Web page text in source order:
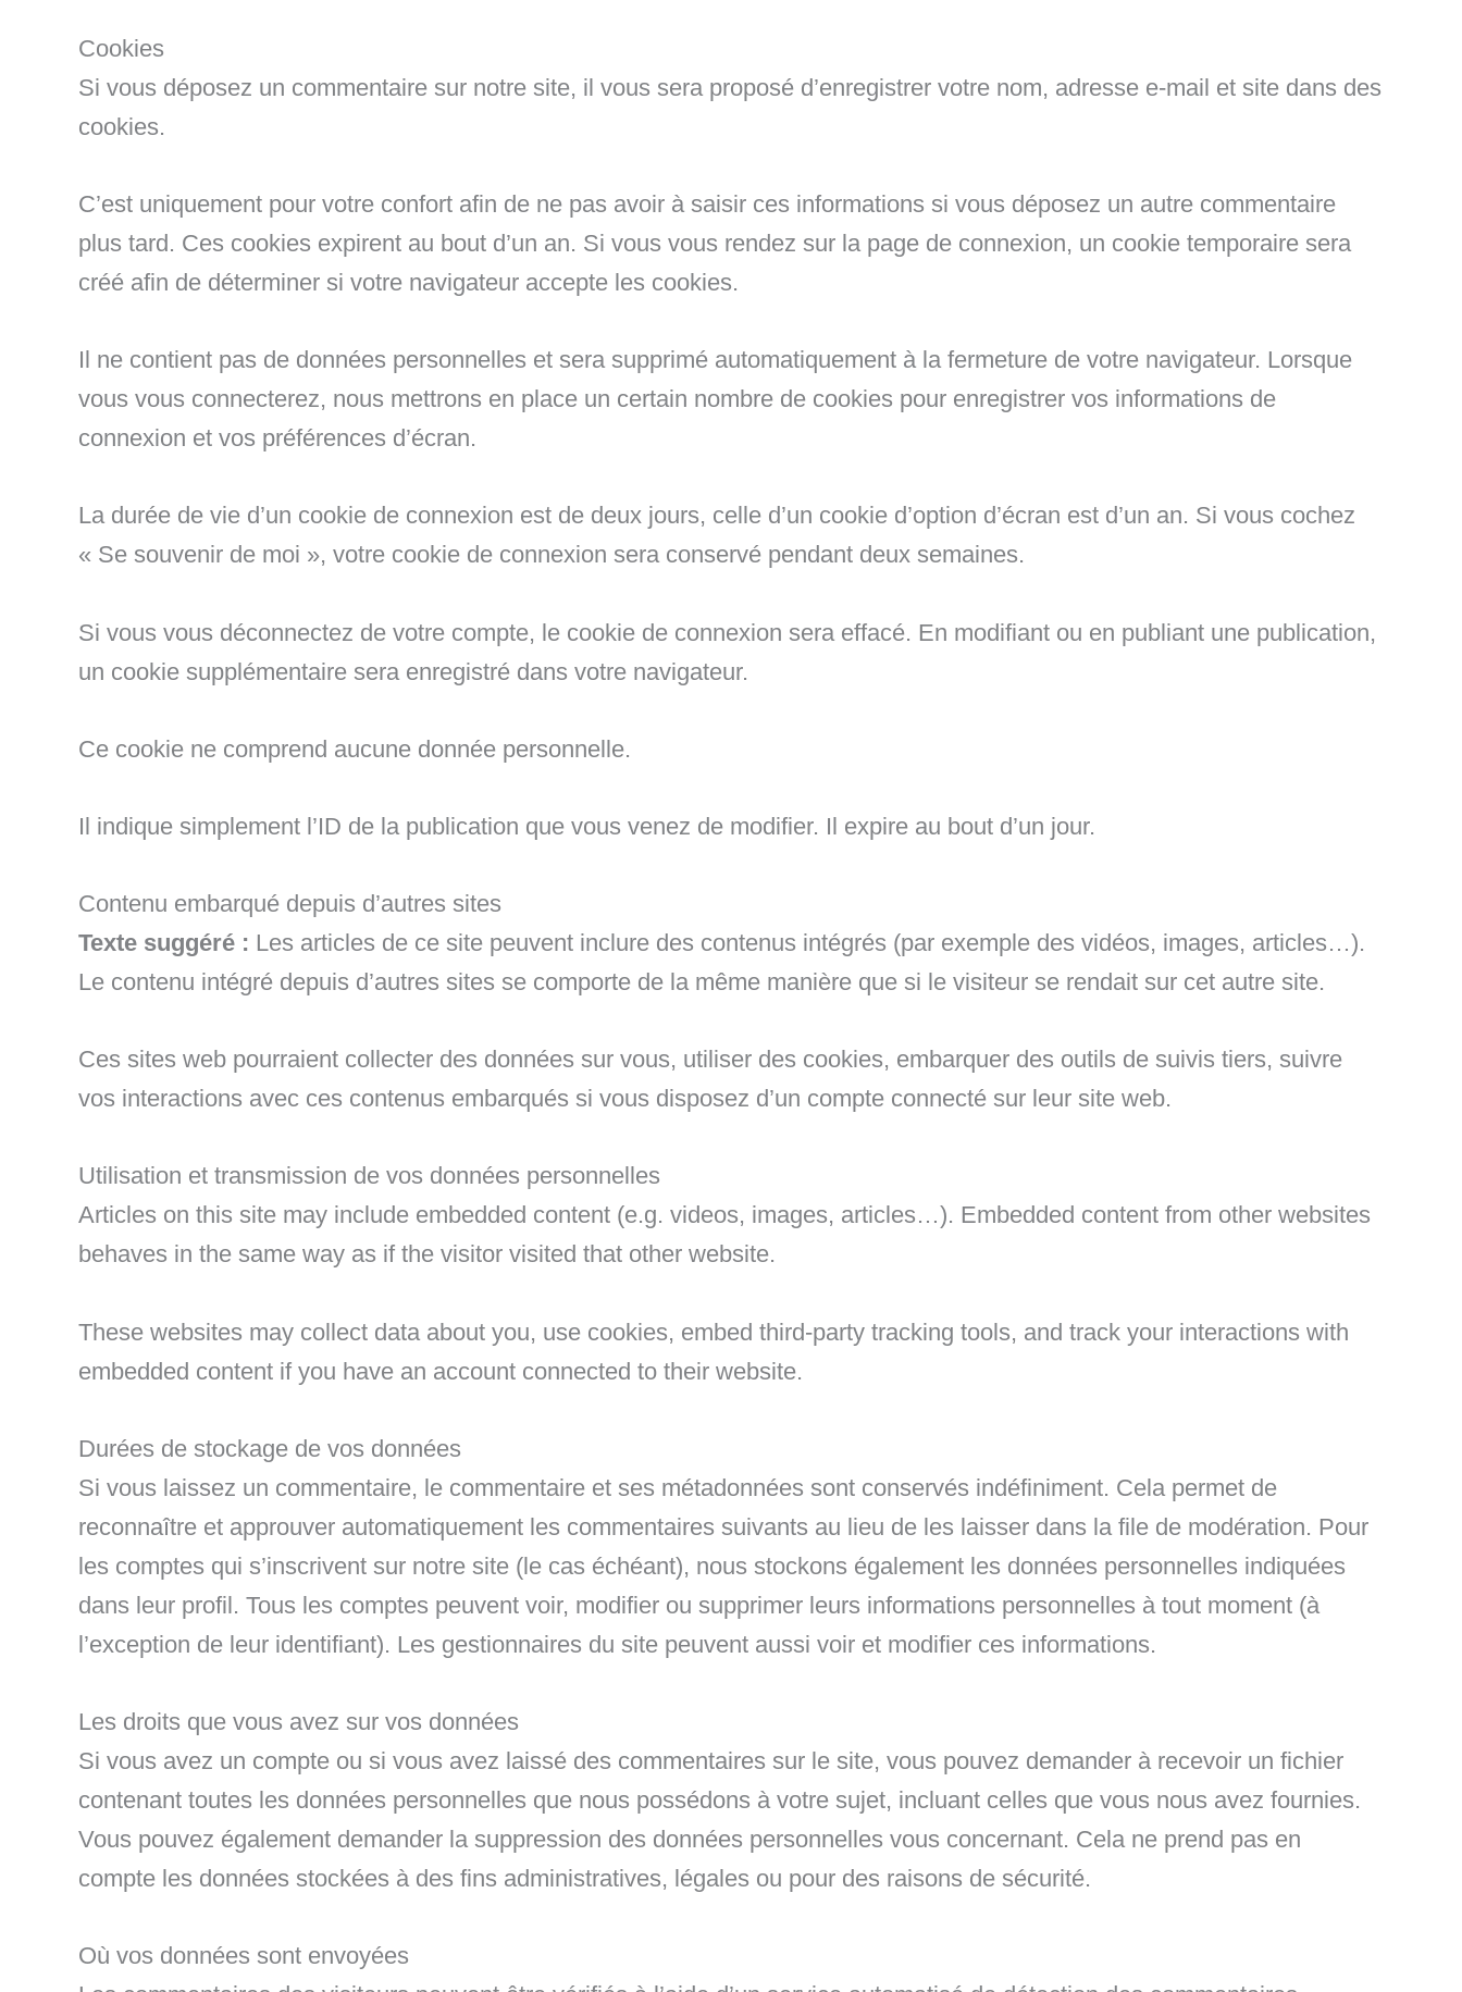
Cookies
Si vous déposez un commentaire sur notre site, il vous sera proposé d’enregistrer votre nom, adresse e-mail et site dans des
cookies.
C’est uniquement pour votre confort afin de ne pas avoir à saisir ces informations si vous déposez un autre commentaire
plus tard. Ces cookies expirent au bout d’un an. Si vous vous rendez sur la page de connexion, un cookie temporaire sera
créé afin de déterminer si votre navigateur accepte les cookies.
Il ne contient pas de données personnelles et sera supprimé automatiquement à la fermeture de votre navigateur. Lorsque
vous vous connecterez, nous mettrons en place un certain nombre de cookies pour enregistrer vos informations de
connexion et vos préférences d’écran.
La durée de vie d’un cookie de connexion est de deux jours, celle d’un cookie d’option d’écran est d’un an. Si vous cochez
« Se souvenir de moi », votre cookie de connexion sera conservé pendant deux semaines.
Si vous vous déconnectez de votre compte, le cookie de connexion sera effacé. En modifiant ou en publiant une publication,
un cookie supplémentaire sera enregistré dans votre navigateur.
Ce cookie ne comprend aucune donnée personnelle.
Il indique simplement l’ID de la publication que vous venez de modifier. Il expire au bout d’un jour.
Contenu embarqué depuis d’autres sites
Texte suggéré : Les articles de ce site peuvent inclure des contenus intégrés (par exemple des vidéos, images, articles…).
Le contenu intégré depuis d’autres sites se comporte de la même manière que si le visiteur se rendait sur cet autre site.
Ces sites web pourraient collecter des données sur vous, utiliser des cookies, embarquer des outils de suivis tiers, suivre
vos interactions avec ces contenus embarqués si vous disposez d’un compte connecté sur leur site web.
Utilisation et transmission de vos données personnelles
Articles on this site may include embedded content (e.g. videos, images, articles…). Embedded content from other websites
behaves in the same way as if the visitor visited that other website.
These websites may collect data about you, use cookies, embed third-party tracking tools, and track your interactions with
embedded content if you have an account connected to their website.
Durées de stockage de vos données
Si vous laissez un commentaire, le commentaire et ses métadonnées sont conservés indéfiniment. Cela permet de
reconnaître et approuver automatiquement les commentaires suivants au lieu de les laisser dans la file de modération. Pour
les comptes qui s’inscrivent sur notre site (le cas échéant), nous stockons également les données personnelles indiquées
dans leur profil. Tous les comptes peuvent voir, modifier ou supprimer leurs informations personnelles à tout moment (à
l’exception de leur identifiant). Les gestionnaires du site peuvent aussi voir et modifier ces informations.
Les droits que vous avez sur vos données
Si vous avez un compte ou si vous avez laissé des commentaires sur le site, vous pouvez demander à recevoir un fichier
contenant toutes les données personnelles que nous possédons à votre sujet, incluant celles que vous nous avez fournies.
Vous pouvez également demander la suppression des données personnelles vous concernant. Cela ne prend pas en
compte les données stockées à des fins administratives, légales ou pour des raisons de sécurité.
Où vos données sont envoyées